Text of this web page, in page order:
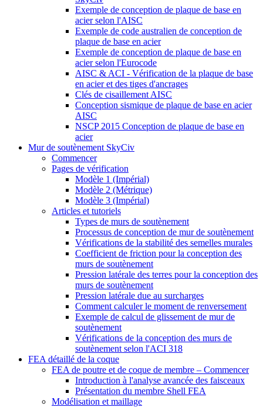
Exemple de conception de plaque de base en
acier selon l'AISC
Exemple de code australien de conception de
plaque de base en acier
Exemple de conception de plaque de base en
acier selon l'Eurocode
AISC & ACI - Vérification de la plaque de base
en acier et des tiges d'ancrages
Clés de cisaillement AISC
Conception sismique de plaque de base en acier
AISC
NSCP 2015 Conception de plaque de base en
acier
Mur de soutènement SkyCiv
Commencer
Pages de vérification
Modèle 1 (Impérial)
Modèle 2 (Métrique)
Modèle 3 (Impérial)
Articles et tutoriels
Types de murs de soutènement
Processus de conception de mur de soutènement
Vérifications de la stabilité des semelles murales
Coefficient de friction pour la conception des
murs de soutènement
Pression latérale des terres pour la conception des
murs de soutènement
Pression latérale due au surcharges
Comment calculer le moment de renversement
Exemple de calcul de glissement de mur de
soutènement
Vérifications de la conception des murs de
soutènement selon l'ACI 318
FEA détaillé de la coque
FEA de poutre et de coque de membre – Commencer
Introduction à l'analyse avancée des faisceaux
Présentation du membre Shell FEA
Modélisation et maillage